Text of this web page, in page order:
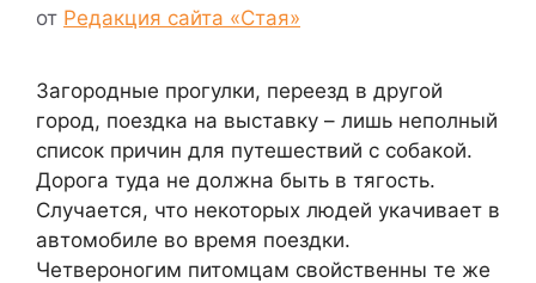
от Редакция сайта «Стая»
Загородные прогулки, переезд в другой
город, поездка на выставку – лишь неполный
список причин для путешествий с собакой.
Дорога туда не должна быть в тягость.
Случается, что некоторых людей укачивает в
автомобиле во время поездки.
Четвероногим питомцам свойственны те же